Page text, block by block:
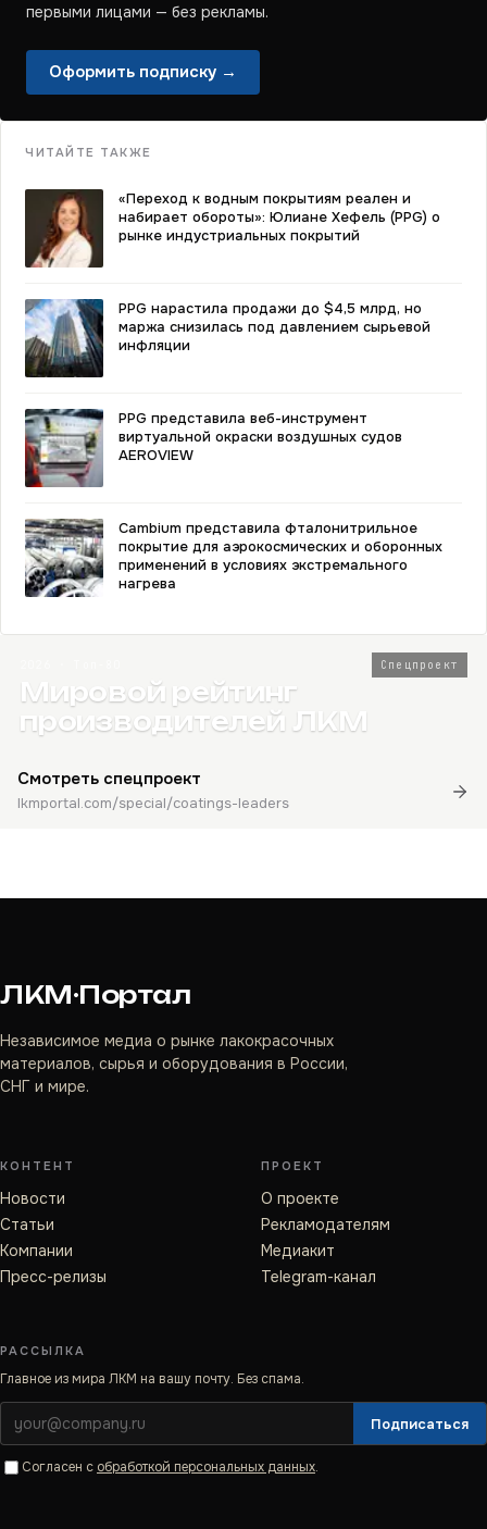
первыми лицами — без рекламы.
Оформить подписку →
ЧИТАЙТЕ ТАКЖЕ
«Переход к водным покрытиям реален и
набирает обороты»: Юлиане Хефель (PPG) о
рынке индустриальных покрытий
PPG нарастила продажи до $4,5 млрд, но
маржа снизилась под давлением сырьевой
инфляции
PPG представила веб-инструмент
виртуальной окраски воздушных судов
AEROVIEW
Cambium представила фталонитрильное
покрытие для аэрокосмических и оборонных
применений в условиях экстремального
нагрева
Спецпроект
Мировой рейтинг
производителей ЛКМ
Смотреть спецпроект
lkmportal.com/special/coatings-leaders
ЛКМ·Портал
Независимое медиа о рынке лакокрасочных
материалов, сырья и оборудования в России,
СНГ и мире.
КОНТЕНТ
Новости
Статьи
Компании
Пресс-релизы
ПРОЕКТ
О проекте
Рекламодателям
Медиакит
Telegram-канал
РАССЫЛКА
Главное из мира ЛКМ на вашу почту. Без спама.
Подписаться
Согласен с обработкой персональных данных.